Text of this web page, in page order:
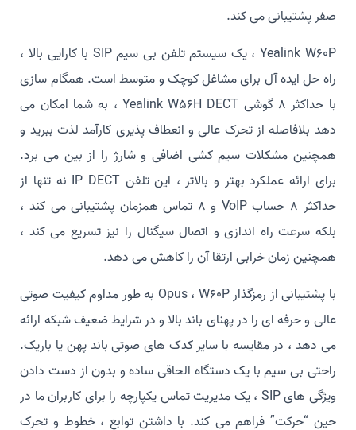
صفر پشتیبانی می کند.
Yealink W60P ، یک سیستم تلفن بی سیم SIP با کارایی بالا ،
راه حل ایده آل برای مشاغل کوچک و متوسط ​​است. همگام سازی
با حداکثر 8 گوشی Yealink W56H DECT ، به شما امکان می
دهد بلافاصله از تحرک عالی و انعطاف پذیری کارآمد لذت ببرید و
همچنین مشکلات سیم کشی اضافی و شارژ را از بین می برد.
برای ارائه عملکرد بهتر و بالاتر ، این تلفن IP DECT نه تنها از
حداکثر 8 حساب VoIP و 8 تماس همزمان پشتیبانی می کند ،
بلکه سرعت راه اندازی و اتصال سیگنال را نیز تسریع می کند ،
همچنین زمان خرابی ارتقا آن را کاهش می دهد.
با پشتیبانی از رمزگذار Opus ، W60P به طور مداوم کیفیت صوتی
عالی و حرفه ای را در پهنای باند بالا و در شرایط ضعیف شبکه ارائه
می دهد ، در مقایسه با سایر کدک های صوتی باند پهن یا باریک.
راحتی بی سیم با یک دستگاه الحاقی ساده و بدون از دست دادن
ویژگی های SIP ، یک مدیریت تماس یکپارچه را برای کاربران ما در
حین “حرکت” فراهم می کند. با داشتن توابع ، خطوط و تحرک